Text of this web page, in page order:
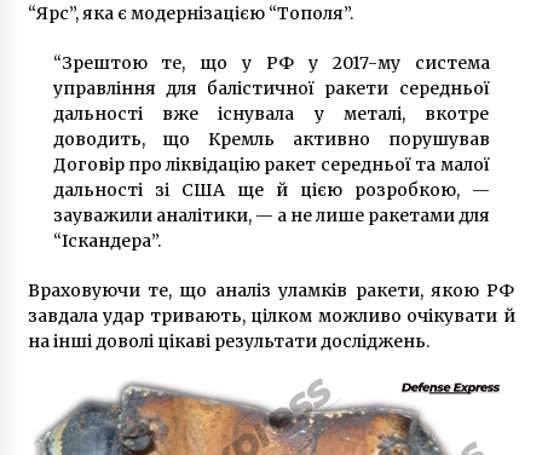
“Ярс”, яка є модернізацією “Тополя”.
“Зрештою те, що у РФ у 2017-му система
управління для балістичної ракети середньої
дальності вже існувала у металі, вкотре
доводить, що Кремль активно порушував
Договір про ліквідацію ракет середньої та малої
дальності зі США ще й цією розробкою, —
зауважили аналітики, — а не лише ракетами для
“Іскандера”.
Враховуючи те, що аналіз уламків ракети, якою РФ
завдала удар тривають, цілком можливо очікувати й
на інші доволі цікаві результати досліджень.